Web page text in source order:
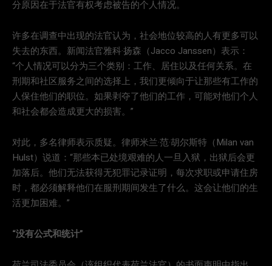
分原因在于法官有权考虑被告的个人情况。
许多在调查中出现的法官认为，社会地位较高的人有更多可以
失去的东西。新闻法官雅科·扬森（Jacco Janssen）表示：
“个人情况可以分为三个类别：工作、居住以及任何关系。在
刑期和社区服务之间的选择上，我们更倾向于让那些有工作的
人保住他们的职位。如果剥夺了他们的工作，可能对他们个人
和社会都会造成更大的损害。”
对此，多名律师表示质疑。律师米兰·范·胡尔斯特（Milan van
Hulst）说道：“那些本已处境艰难的人一旦入狱，出狱后会更
加落后。他们无法获得无犯罪记录证明，每次求职或申请住房
时，都必须解释他们在服刑期间发生了什么。这会让他们的生
活更加困难。”
“没有公式和统计”